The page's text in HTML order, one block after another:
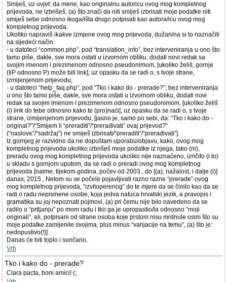
Smiješ, uz uvjet: da mene, kao originalnu autoricu ovog mog kompletnog
prijevoda, ne izbrišeš, (a) što znači da niti smiješ izbrisati moje podatke niti
smiješ sebe odnosno ikoga/išta drugo potpisati kao autora/icu ovog mog
kompletnog prijevoda.
Ukoliko napraviš ikakve izmjene ovog mog prijevoda, dužan/na si to naznačiti
na sljedeći način:
- u datoteci “common.php”, pod “translation_info”, bez interveniranja u ono što
tamo piše, dakle, sve mora ostati u izvornom obliku, dodati novi redak sa
svojim imenom i prezimenom odnosno pseudonimom, [ukoliko želiš, gornje
(IiP odnosno P) može biti link], uz opasku da se radi o, s tvoje strane,
izmijenjenom prijevodu;
- u datoteci “help_faq.php”, pod “Tko i kako do - prerade?”, bez interveniranja
u ono što tamo piše, dakle, sve mora ostati u izvornom obliku, dodati novi
redak sa svojim imenom i prezimenom odnosno pseudonimom, [ukoliko želiš
(i) link do tebe odnosno kako te (pro)naći], uz opasku da se radi o, s tvoje
strane, izmijenjenom prijevodu, [jasno je, samo po sebi, da: “Tko i kako do -
original?”/“Smijem li “preraditi”/“prerađivati” ovaj prijevod?”
(“naslove”/“sadržaj”) ne smiješ izbrisati/“preraditi”/“prerađivati”].
Iz gornjeg je razvidno da ne dopuštam uporabu/objavu, kako, ovog mog
kompletnog prijevoda ukoliko izbrišeš moje podatke iz njega, tako (ni),
preradu ovog mog kompletnog prijevoda ukoliko nije naznačeno, izričito (i to)
u skladu s gornjom uputom, da se radi o preradi ovog mog kompletnog
prijevoda [naime, tijekom godina, počev od 2003., do [(a), nažalost, i dalje (i)]
danas, 2015., Netom su se počele pojavljivati razno razne “prerade” ovog
mog kompletnog prijevoda, “izvitoperenog” do te mjere da se činilo kao da se
radi o radu nepismene osobe, koja jedva natuca hrvatski jezik, a pravopis i
gramatika su joj nepoznati pojmovi, (a) pri čemu nije bilo navedeno da se
radilo o “prtljanju” po mom radu i tko ga je upropastio/la odnosno “moji
originali”, ali, potpisani od strane osoba koje prstom nisu mrdnule osim što su
moje podatke zamijenile svojima, plus minus “varijacije na temu”, (a) što je:
nedopustivo(!)].
Danas će biti toplo i sunčano.
Vrh
Tko i kako do - prerade?
Clara pacta, boni amici! (;